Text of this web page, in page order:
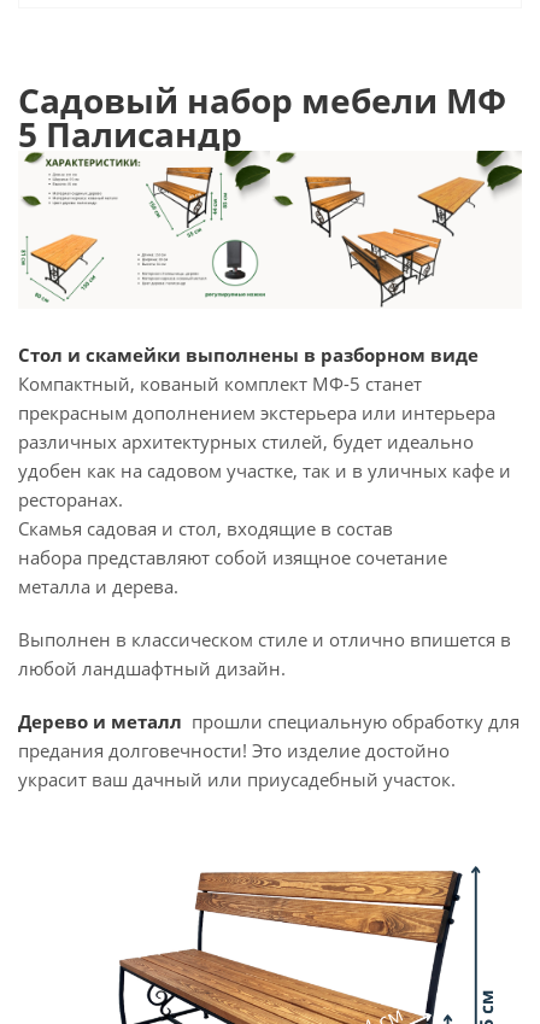
Садовый набор мебели МФ
5 Пaлисандр
Стол и скамейки выполнены в разборном виде
Компактный, кованый комплект МФ-5 станет
прекрасным дополнением экстерьера или интерьера
различных архитектурных стилей, будет идеально
удобен как на садовом участке, так и в уличных кафе и
ресторанах.
Скамья садовая и стол, входящие в состав
набора представляют собой изящное сочетание
металла и дерева.
Выполнен в классическом стиле и отлично впишется в
любой ландшафтный дизайн.
Дерево и металл прошли специальную обработку для
предания долговечности! Это изделие достойно
украсит ваш дачный или приусадебный участок.